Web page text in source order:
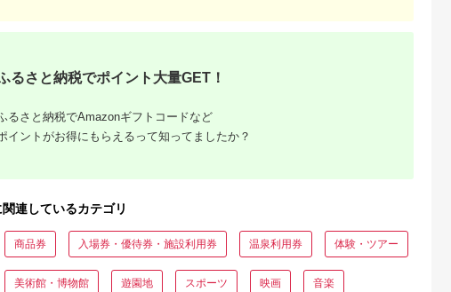
20-05 茨城県産コシヒ
存・非常食】【備蓄
備蓄用 緊急時 備え 米
登山 便利】
寄付金額:12,000円
【ふるさと納税】ホテ
ニング ザスカイ 平日
ディナービュッフェ 1
ルメ 高級 人気 おすす
め【1641917】
寄付金額: 65,000
No.422 入浴回数券1
屋久島プライベート
るさと納税でポイント大量GET！
るさと納税でAmazonギフトコードなど
イントがお得にもらえるって知ってましたか？
連しているカテゴリ
商品券 入場券・優待券・施設利用券 温泉利用券 体験・ツアー
美術館・博物館 遊園地 スポーツ 映画 音楽